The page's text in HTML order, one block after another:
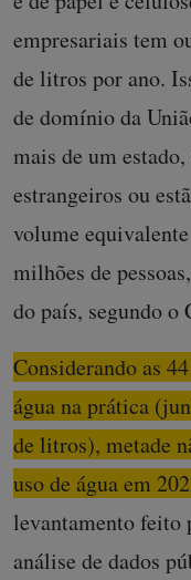
empresariais tem
de litros por ano.
de domínio da
mais de um
estrangeiros ou
volume
milhões de
do país, segundo o
Considerando as
água na prática
de litros), metade
uso de água em
levantamento feito
análise de dados